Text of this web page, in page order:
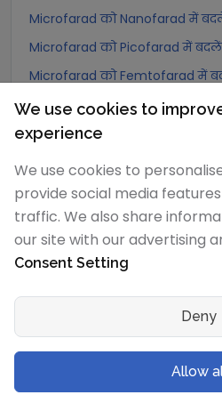
Microfarad को Nanofarad में
Microfarad को Picofarad में बदलें
Microfarad को Femtofarad में
Microfarad को Attoofarad में
Nanofarad को Exafarad में बदलें
Nanofarad को Petafarad में बदलें
Nanofarad को Terafarad में बदलें
Nanofarad को Gigafarad में बदलें
Nanofarad को Megafarad में
Nanofarad को Hectofarad में
We use cookies to
experience
We use cookies to
provide social media
traffic. We also share
our site with our advertising
Consent Setting
Deny
Allow